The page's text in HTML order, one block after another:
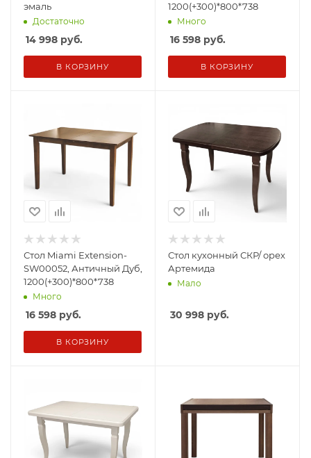
эмаль
Достаточно
14 998 руб.
В КОРЗИНУ
1200(+300)*800*738
Много
16 598 руб.
В КОРЗИНУ
Стол Miami Extension-
SW00052, Античный Дуб,
1200(+300)*800*738
Много
16 598 руб.
В КОРЗИНУ
Стол кухонный СКР/ орех
Артемида
Мало
30 998 руб.